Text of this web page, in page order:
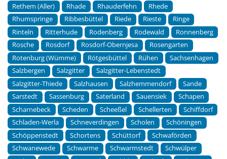
Rethem (Aller)
Rhade Rhauderfehn
Rhede
Rhumspringe
Ribbesbüttel Riede Rieste
Ringe
Rinteln
Ritterhude Rodenberg Rodewald
Ronnenberg
Rosche
Rosdorf Rosdorf-Obernjesa
Rosengarten
Rotenburg (Wümme)
Rötgesbüttel Rühen
Sachsenhagen
Salzbergen
Salzgitter
Salzgitter-Lebenstedt
Salzgitter-Thiede
Salzhausen Salzhemmendorf
Sande
Sarstedt
Sassenburg Saterland Sauensiek
Schapen
Scharnebeck
Scheden Scheeßel Schellerten
Schiffdorf
Schladen-Werla
Schneverdingen Scholen
Schöningen
Schöppenstedt
Schortens Schüttorf
Schwaförden
Schwanewede
Schwarme Schwarmstedt
Schwülper